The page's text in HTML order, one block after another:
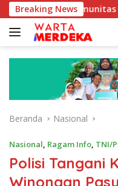
Langsung
ke
konten
Breaking News
Otomotif
Beranda Nasional
Nasional, Ragam Info, TNI/
Polisi Tangani
Winongan